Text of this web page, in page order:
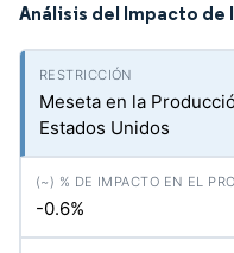
Análisis del Impacto de
Meseta en la
Estados Unidos
-0.6%